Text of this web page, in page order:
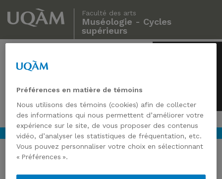
Faculté des arts
Muséologie - Cycles
supérieurs
Cycles supérieurs
Préférences en matière de témoins
Nous utilisons des témoins (cookies) afin de collecter
des informations qui nous permettent d’améliorer votre
expérience sur le site, de vous proposer des contenus
vidéo, d’analyser les statistiques de fréquentation, etc.
Vous pouvez personnaliser votre choix en sélectionnant
« Préférences ».